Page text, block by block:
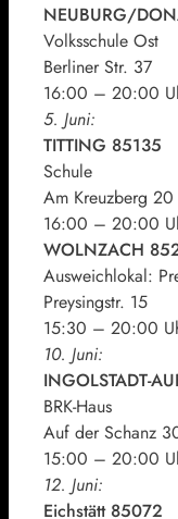
NEUBURG/
Volksschule Ost
Berliner Str. 37
16:00 – 20:00
5. Juni:
TITTING 85135
Schule
Am Kreuzberg 20
16:00 – 20:00
WOLNZACH
Ausweichlokal:
Preysingstr. 15
15:30 – 20:00
10. Juni:
INGOLSTADT-
BRK-Haus
Auf der Schanz
15:00 – 20:00
12. Juni:
Eichstätt 85072